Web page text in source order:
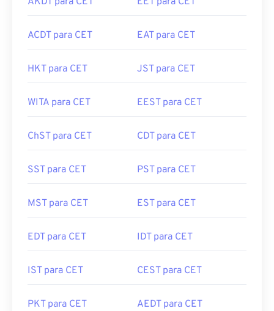
ACDT para CET EAT para CET
HKT para CET JST para CET
WITA para CET EEST para CET
ChST para CET CDT para CET
SST para CET PST para CET
MST para CET EST para CET
EDT para CET IDT para CET
IST para CET CEST para CET
PKT para CET AEDT para CET